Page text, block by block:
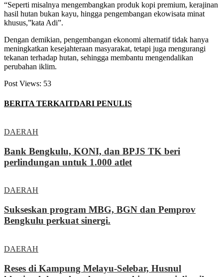
“Seperti misalnya mengembangkan produk kopi premium, kerajinan
hasil hutan bukan kayu, hingga pengembangan ekowisata minat
khusus,”kata Adi”.
Dengan demikian, pengembangan ekonomi alternatif tidak hanya
meningkatkan kesejahteraan masyarakat, tetapi juga mengurangi
tekanan terhadap hutan, sehingga membantu mengendalikan
perubahan iklim.
Post Views: 53
BERITA TERKAITDARI PENULIS
DAERAH
Bank Bengkulu, KONI, dan BPJS TK beri
perlindungan untuk 1.000 atlet
DAERAH
Sukseskan program MBG, BGN dan Pemprov
Bengkulu perkuat sinergi.
DAERAH
Reses di Kampung Melayu-Selebar, Husnul